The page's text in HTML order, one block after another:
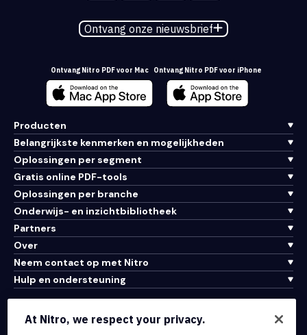
Ontvang onze nieuwsbrief
Ontvang Nitro PDF voor Mac Ontvang Nitro PDF voor iPhone
Producten
Belangrijkste kenmerken en mogelijkheden
Oplossingen per segment
Gratis online PDF-tools
Oplossingen per branche
Onderwijs- en inzichtbibliotheek
Partners
Over
Neem contact op met Nitro
Hulp en ondersteuning
Integraties en API-connectiviteit
At Nitro, we respect your privacy.